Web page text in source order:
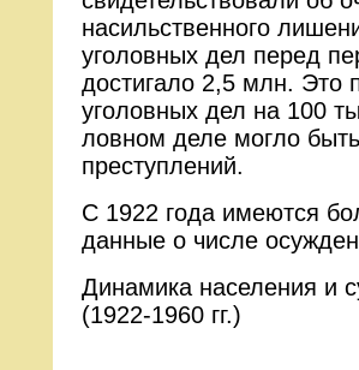
насильственного
уголовных дел перед
достигало 2,5 млн. Это
уголовных дел на 100
ловном деле могло
преступлений.
С 1922 года имеются
данные о числе
Динамика населения
(1922-1960 гг.)